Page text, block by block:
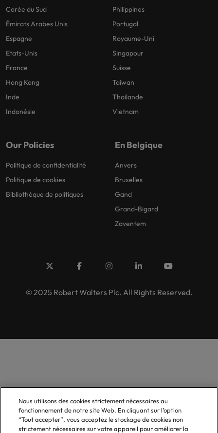
Corée du Sud
Émirats Arabes Unis
Espagne
Etats-Unis
France
Hong Kong
Inde
Indonésie
Philippines
Portugal
Royaume-Uni
Singapour
Suisse
Taiwan
Thailande
Vietnam
Our Policies
Politique de confidentialité
Politique de cookies
Bibliothèque de politiques
En Belgique
Anvers
Bruxelles
Gand
Grand-Bigard
Zaventem
© 2025 Robert Walters Plc. All Rights Reserved.
Nous utilisons des cookies strictement nécessaires au
fonctionnement de notre site Web. En cliquant sur l’option
“Tout accepter”, vous acceptez le stockage de cookies non
strictement nécessaires sur votre appareil pour améliorer la